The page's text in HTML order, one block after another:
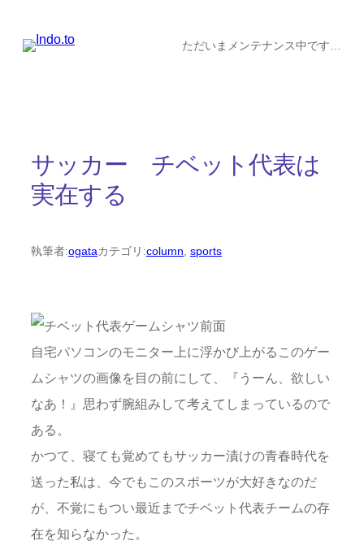
ただいまメンテナンス中です…
サッカー チベット代表は
実在する
執筆者:ogataカテゴリ:column, sports
自宅パソコンのモニター上に浮かび上がるこのゲー
ムシャツの画像を目の前にして、『うーん、欲しい
なあ！』思わず腕組みして考えてしまっているので
ある。
かつて、寝ても覚めてもサッカー漬けの青春時代を
送った私は、今でもこのスポーツが大好きなのだ
が、不覚にもつい最近までチベット代表チームの存
在を知らなかった。